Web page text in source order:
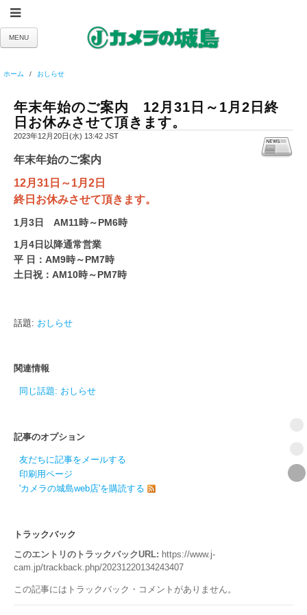
MENU
ホーム おしらせ
年末年始のご案内 12月31日～1月2日終
日お休みさせて頂きます。
2023年12月20日(水) 13:42 JST
年末年始のご案内
12月31日～1月2日
終日お休みさせて頂きます。
1月3日 AM11時～PM6時
1月4日以降通常営業
平 日：AM9時～PM7時
土日祝：AM10時～PM7時
話題: おしらせ
関連情報
同じ話題: おしらせ
記事のオプション
友だちに記事をメールする
印刷用ページ
'カメラの城島web店'を購読する
トラックバック
このエントリのトラックバックURL: https://www.j-
cam.jp/trackback.php/20231220134243407
この記事にはトラックバック・コメントがありません。